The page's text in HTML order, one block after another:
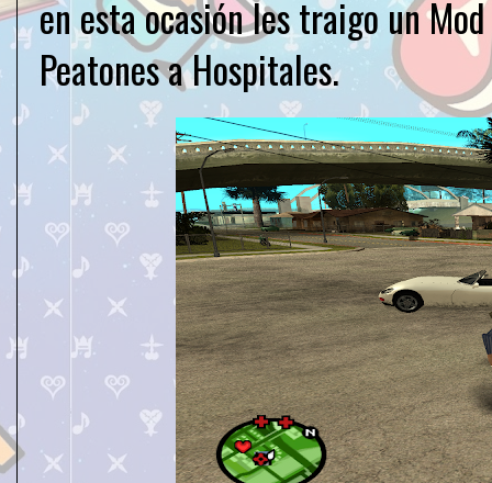
en esta ocasión les traigo un
Peatones a Hospitales.